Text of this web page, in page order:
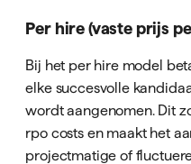
Per hire (vaste prijs
Bij het per hire model
elke succesvolle
wordt aangenomen. Dit
rpo costs en maakt het
projectmatige of